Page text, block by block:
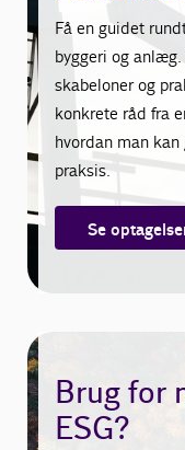
Få en guidet
byggeri og
skabeloner og
konkrete råd fra
hvordan man
praksis.
Se
Brug for
ESG?